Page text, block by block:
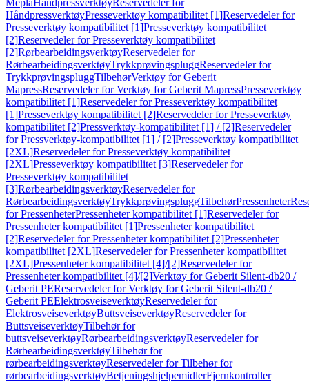
MeplaHåndpressverktøyReservedeler for
HåndpressverktøyPresseverktøy kompatibilitet [1]Reservedeler for
Presseverktøy kompatibilitet [1]Presseverktøy kompatibilitet
[2]Reservedeler for Presseverktøy kompatibilitet
[2]RørbearbeidingsverktøyReservedeler for
RørbearbeidingsverktøyTrykkprøvingspluggReservedeler for
TrykkprøvingspluggTilbehørVerktøy for Geberit
MapressReservedeler for Verktøy for Geberit MapressPresseverktøy
kompatibilitet [1]Reservedeler for Presseverktøy kompatibilitet
[1]Presseverktøy kompatibilitet [2]Reservedeler for Presseverktøy
kompatibilitet [2]Pressverktøy-kompatibilitet [1] / [2]Reservedeler
for Pressverktøy-kompatibilitet [1] / [2]Presseverktøy kompatibilitet
[2XL]Reservedeler for Presseverktøy kompatibilitet
[2XL]Presseverktøy kompatibilitet [3]Reservedeler for
Presseverktøy kompatibilitet
[3]RørbearbeidingsverktøyReservedeler for
RørbearbeidingsverktøyTrykkprøvingspluggTilbehørPressenheter
for PressenheterPressenheter kompatibilitet [1]Reservedeler for
Pressenheter kompatibilitet [1]Pressenheter kompatibilitet
[2]Reservedeler for Pressenheter kompatibilitet [2]Pressenheter
kompatibilitet [2XL]Reservedeler for Pressenheter kompatibilitet
[2XL]Pressenheter kompatibilitet [4]/[2]Reservedeler for
Pressenheter kompatibilitet [4]/[2]Verktøy for Geberit Silent-db20 /
Geberit PEReservedeler for Verktøy for Geberit Silent-db20 /
Geberit PEElektrosveiseverktøyReservedeler for
ElektrosveiseverktøyButtsveiseverktøyReservedeler for
ButtsveiseverktøyTilbehør for
buttsveiseverktøyRørbearbeidingsverktøyReservedeler for
RørbearbeidingsverktøyTilbehør for
rørbearbeidingsverktøyReservedeler for Tilbehør for
rørbearbeidingsverktøyBetjeningshjelpemidlerFjernkontroller